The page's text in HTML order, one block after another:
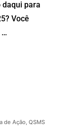
daqui para
Você
…
de Ação ,QSMS